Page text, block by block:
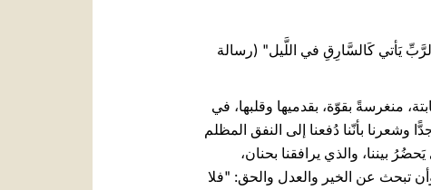
الرَّبِّ يَأتي كَالسَّارِقِ في اللَّيل" (رسالة
منغرسةً بقوّة، بقدميها وقلبها، في
وشعرنا بأنّنا دُفعنا إلى النفق المظلم
بيننا، والذي يرافقنا بحنان،
تبحث عن الخير والعدل والحق: "فلا